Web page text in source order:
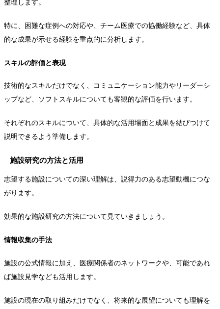
整理します。
特に、困難な症例への対応や、チーム医療での協働経験など、具体
的な成果が示せる経験を重点的に分析します。
スキルの評価と表現
技術的なスキルだけでなく、コミュニケーション能力やリーダーシ
ップなど、ソフトスキルについても客観的な評価を行います。
それぞれのスキルについて、具体的な活用場面と成果を結びつけて
説明できるよう準備します。
施設研究の方法と活用
志望する施設についての深い理解は、説得力のある志望動機につな
がります。
効果的な施設研究の方法について見ていきましょう。
情報収集の手法
施設の公式情報に加え、医療関係者のネットワークや、可能であれ
ば施設見学なども活用します。
施設の現在の取り組みだけでなく、将来的な展望についても理解を